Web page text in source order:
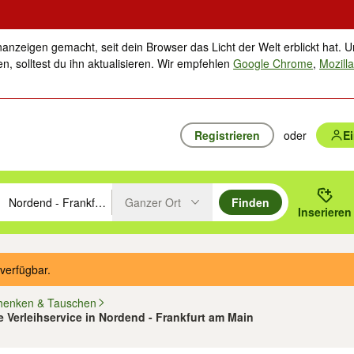
gemacht, seit dein Browser das Licht der Welt erblickt hat.
solltest du ihn aktualisieren. Wir empfehlenGoogle Chrome,
Registrieren oder
mit den Pfeiltasten nach oben/unten durchsuchen und mit
oder Ort eingeben. Eingabetaste drücken um zu suchen, oder
Ganzer Ort
Finden
Inserieren
& Tauschen
Verleihservice in Nordend - Frankfurt am Main